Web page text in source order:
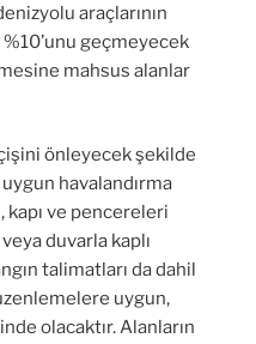
araçlarının
geçmeyecek
mahsus alanlar
önleyecek şekilde
havalandırma
kapı ve pencereleri
duvarla kaplı
talimatları da dahil
uygun,
olacaktır. Alanların